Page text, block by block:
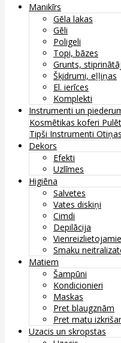
Manikīrs
Gēla lakas
Gēli
Poligeli
Topi, bāzes
Grunts,
Šķidrumi, eļļiņas
El. ierīces
Komplekti
Instrumenti un
Kosmētikas koferi
Tipši Instrumenti Otiņas
Dekors
Efekti
Uzlīmes
Higiēna
Salvetes
Vates diskiņi
Cimdi
Depilācija
Smaku
Matiem
Šampūni
Kondicionieri
Maskas
Pret blaugznām
Pret matu
Uzacis un skropstas